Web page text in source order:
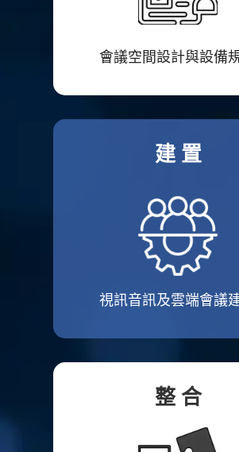
會議空間設計與設備
建 置
視訊音訊及雲端會議
整 合